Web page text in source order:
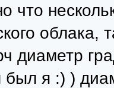
что
облака,
диаметр
был я :) )